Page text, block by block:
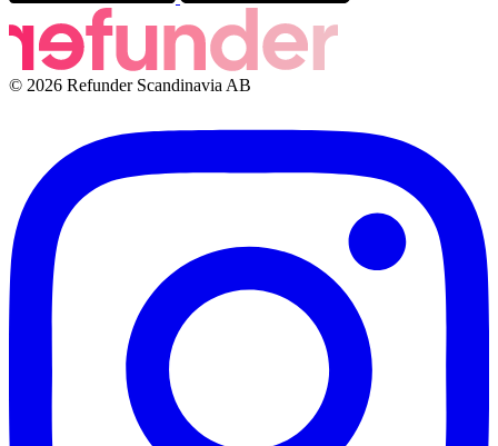
© 2026 Refunder Scandinavia AB